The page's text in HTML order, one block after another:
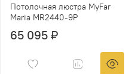
Потолочная люстра MyFar
Maria MR2440-9P
65 095 ₽